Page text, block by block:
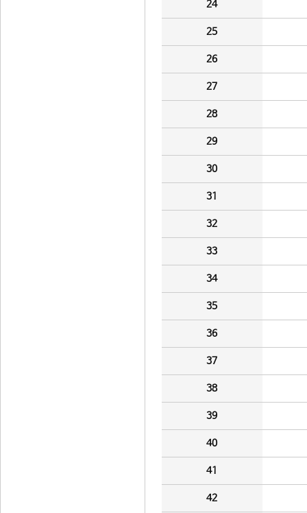
24
25
26
27
28
29
30
31
32
33
34
35
36
37
38
39
40
41
42